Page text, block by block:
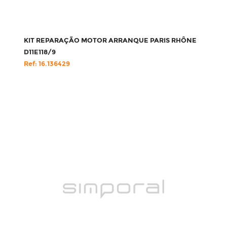
KIT REPARAÇÃO MOTOR ARRANQUE PARIS RHÔNE
D11E118/9
Ref: 16.136429